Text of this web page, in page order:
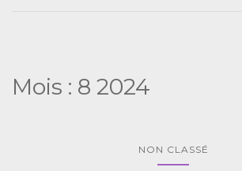
Mois : 8 2024
NON CLASSÉ